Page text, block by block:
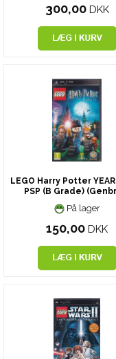
300,00 DKK
LEGO Harry Potter
PSP (B Grade)
På lager
150,00 DKK